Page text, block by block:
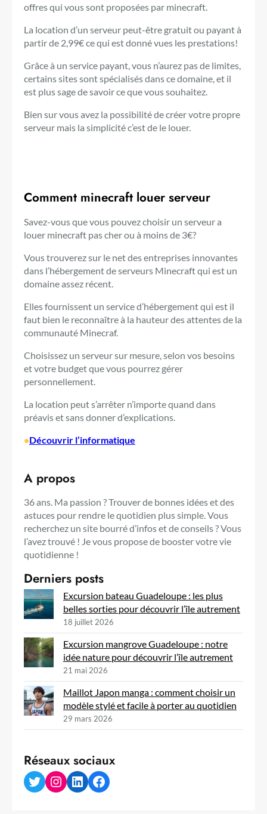
offres qui vous sont proposées par minecraft.
La location d’un serveur peut-être gratuit ou payant à
partir de 2,99€ ce qui est donné vues les prestations!
Grâce à un service payant, vous n’aurez pas de limites,
certains sites sont spécialisés dans ce domaine, et il
est plus sage de savoir ce que vous souhaitez.
Bien sur vous avez la possibilité de créer votre propre
serveur mais la simplicité c’est de le louer.
Comment minecraft louer serveur
Savez-vous que vous pouvez choisir un serveur a
louer minecraft pas cher ou à moins de 3€?
Vous trouverez sur le net des entreprises innovantes
dans l’hébergement de serveurs Minecraft qui est un
domaine assez récent.
Elles fournissent un service d’hébergement qui est il
faut bien le reconnaître à la hauteur des attentes de la
communauté Minecraf.
Choisissez un serveur sur mesure, selon vos besoins
et votre budget que vous pourrez gérer
personnellement.
La location peut s’arrêter n’importe quand dans
préavis et sans donner d’explications.
•Découvrir l’informatique
A propos
36 ans. Ma passion ? Trouver de bonnes idées et des
astuces pour rendre le quotidien plus simple. Vous
recherchez un site bourré d’infos et de conseils ? Vous
l’avez trouvé ! Je vous propose de booster votre vie
quotidienne !
Derniers posts
Excursion bateau Guadeloupe : les plus
belles sorties pour découvrir l’île autrement
18 juillet 2026
Excursion mangrove Guadeloupe : notre
idée nature pour découvrir l’île autrement
21 mai 2026
Maillot Japon manga : comment choisir un
modèle stylé et facile à porter au quotidien
29 mars 2026
Réseaux sociaux
Twitter Instagram LinkedIn Facebook